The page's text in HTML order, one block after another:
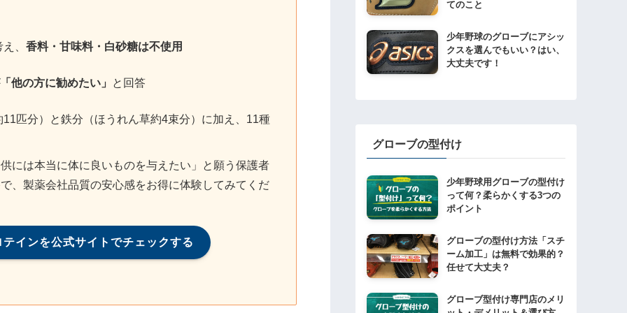
、 香料・甘味料・白砂糖は不使用
他の方に勧めたい」 と回答
匹分）と鉄分（ほうれん草約4束分）に加え、11種
には本当に体に良いものを与えたい」と願う保護者
、製薬会社品質の安心感をお得に体験してみてくだ
インを公式サイトでチェックする
てのこと
少年野球のグローブにアシッ
クスを選んでもいい？はい、
大丈夫です！
グローブの型付け
少年野球用グローブの型付け
って何？柔らかくする3つの
ポイント
グローブの型付け方法「スチ
ーム加工」は無料で効果的？
任せて大丈夫？
グローブ型付け専門店のメリ